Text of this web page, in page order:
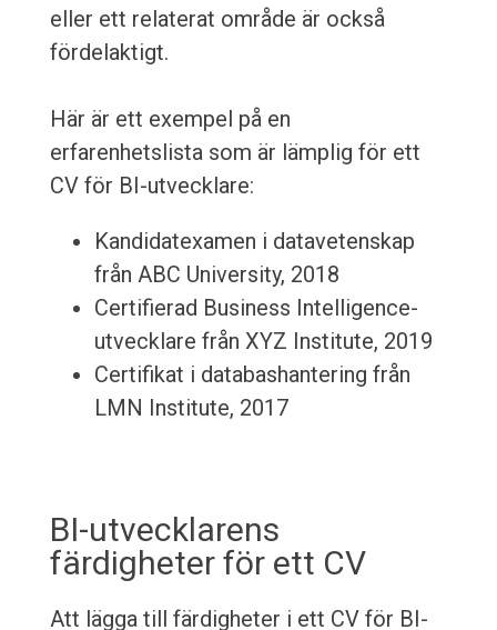
eller ett relaterat område är också
fördelaktigt.
Här är ett exempel på en
erfarenhetslista som är lämplig för ett
CV för BI-utvecklare:
Kandidatexamen i datavetenskap
från ABC University, 2018
Certifierad Business Intelligence-
utvecklare från XYZ Institute, 2019
Certifikat i databashantering från
LMN Institute, 2017
BI-utvecklarens
färdigheter för ett CV
Att lägga till färdigheter i ett CV för BI-